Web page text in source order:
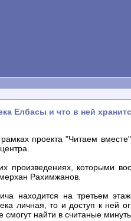
Елбасы и что в ней
проекта "Читаем
произведениях, которыми
Рахимжанов.
находится на третьем
личная, то и доступ к ней
смогут найти в считаные